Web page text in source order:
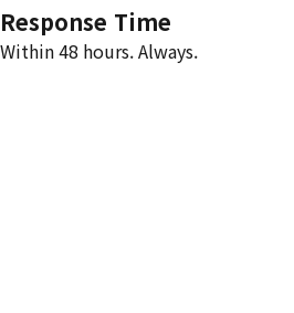
Response Time
Within 48 hours. Always.